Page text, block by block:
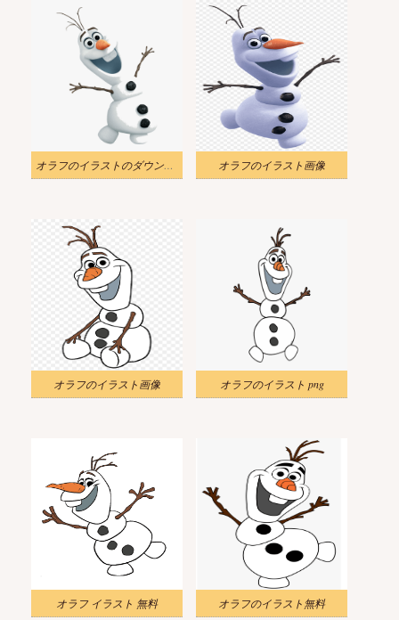
オラフのイラストのダウンロード オラフのイラスト画像
オラフのイラスト画像 オラフのイラスト png
オラフ イラスト 無料 オラフのイラスト無料